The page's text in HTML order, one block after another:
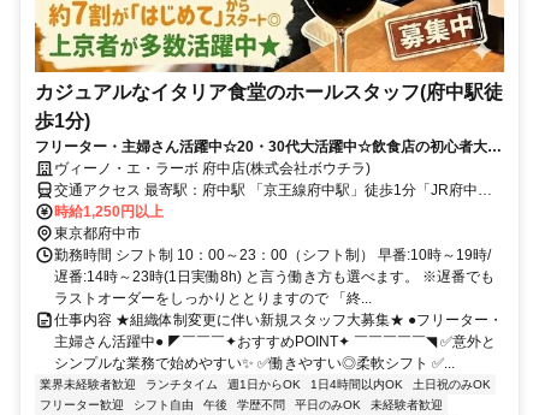
カジュアルなイタリア食堂のホールスタッフ(府中駅徒
歩1分)
フリーター・主婦さん活躍中☆20・30代大活躍中☆飲食店の初心者大歓
迎！ヴィーノ・エ・ラーボ 府中店(株式会社ボウチラ)
交通アクセス 最寄駅：府中駅 「京王線府中駅」徒歩1分「JR府中本
町駅」徒歩7分★駅高架下！ぷらりと京王府中施設内！ 雨の日でも濡
れずに出勤ラクラク♪ 分倍河原駅、西国分寺駅、国分寺駅などからも
アクセス良好です！
時給1,250円以上
東京都府中市
勤務時間 シフト制 10：00～23：00（シフト制） 早番:10時～19時/
遅番:14時～23時(1日実働8h) と言う働き方も選べます。 ※遅番でも
ラストオーダーをしっかりととりますので 「終...
仕事内容 ★組織体制変更に伴い新規スタッフ大募集★ ●フリーター・
主婦さん活躍中● ◤￣￣￣✦おすすめPOINT✦ ￣￣￣￣￣◥ ✅意外と
シンプルな業務で始めやすい✨ ✅働きやすい◎柔軟シフト ✅...
業界未経験者歓迎 ランチタイム 週1日からOK 1日4時間以内OK
土日祝のみOK
フリーター歓迎
シフト自由 午後 学歴不問 平日のみOK
未経験者歓迎